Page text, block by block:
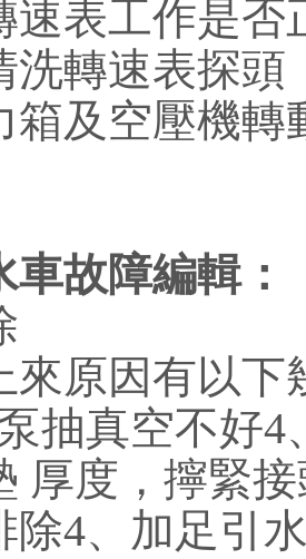
速表工作是否
洗轉速表探
箱及空壓機轉
故障編輯：
來原因有以下
抽真空不好
厚度，擰緊
除4、加足引